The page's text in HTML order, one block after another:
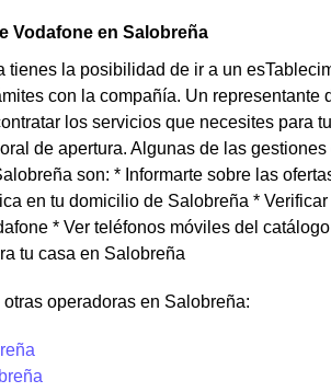
Vodafone en Salobreña
tienes la posibilidad de ir a un
con la compañía. Un
los servicios que necesites para
de apertura. Algunas de las
son: * Informarte sobre las
en tu domicilio de Salobreña *
* Ver teléfonos móviles del
tu casa en Salobreña
operadoras en Salobreña: